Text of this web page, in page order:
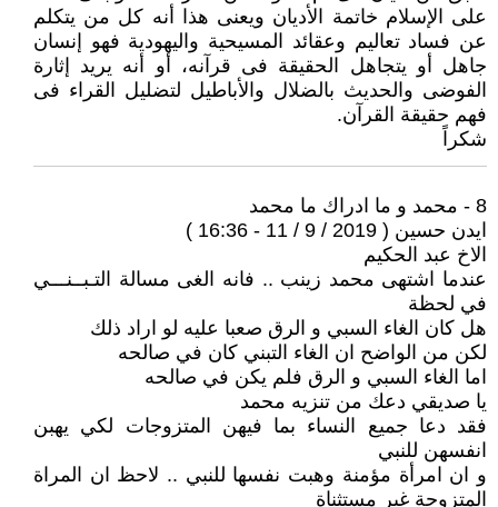
على الإسلام خاتمة الأديان ويعنى هذا أنه كل من يتكلم
عن فساد تعاليم وعقائد المسيحية واليهودية فهو إنسان
جاهل أو يتجاهل الحقيقة فى قرآنه، أو أنه يريد إثارة
الفوضى والحديث بالضلال والأباطيل لتضليل القراء فى
فهم حقيقة القرآن.
شكراً
8 - محمد و ما ادراك ما محمد
ايدن حسين ( 2019 / 9 / 11 - 16:36 )
الاخ عبد الحكيم
عندما اشتهى محمد زينب .. فانه الغى مسالة التـبــنـــي
في لحظة
هل كان الغاء السبي و الرق صعبا عليه لو اراد ذلك
لكن من الواضح ان الغاء التبني كان في صالحه
اما الغاء السبي و الرق فلم يكن في صالحه
يا صديقي دعك من تنزيه محمد
فقد دعا جميع النساء بما فيهن المتزوجات لكي يهبن
انفسهن للنبي
و ان امرأة مؤمنة وهبت نفسها للنبي .. لاحظ ان المراة
المتزوجة غير مستثناة